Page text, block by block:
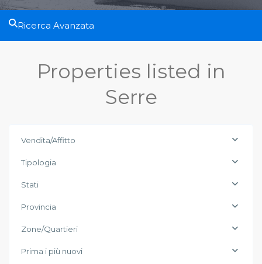
Ricerca Avanzata
Properties listed in
Serre
Vendita/Affitto
Tipologia
Stati
Provincia
Zone/Quartieri
Prima i più nuovi